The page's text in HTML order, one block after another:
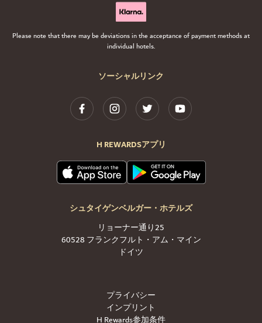
ソーシャルリンク
H REWARDSアプリ
シュタイゲンベルガー・ホテルズ
リョーナー通り25
60528 フランクフルト・アム・マイン
ドイツ
Please note that there may be deviations in the acceptance of payment methods at
individual hotels.
プライバシー
インプリント